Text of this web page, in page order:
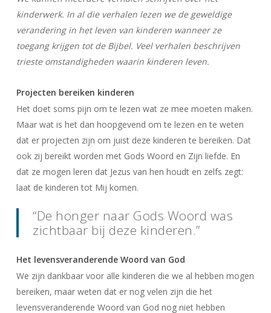
kinderwerk. In al die verhalen lezen we de geweldige
verandering in het leven van kinderen wanneer ze
toegang krijgen tot de Bijbel. Veel verhalen beschrijven
trieste omstandigheden waarin kinderen leven.
Projecten bereiken kinderen
Het doet soms pijn om te lezen wat ze mee moeten maken.
Maar wat is het dan hoopgevend om te lezen en te weten
dat er projecten zijn om juist deze kinderen te bereiken. Dat
ook zij bereikt worden met Gods Woord en Zijn liefde. En
dat ze mogen leren dat Jezus van hen houdt en zelfs zegt:
laat de kinderen tot Mij komen.
“De honger naar Gods Woord was
zichtbaar bij deze kinderen.”
Het levensveranderende Woord van God
We zijn dankbaar voor alle kinderen die we al hebben mogen
bereiken, maar weten dat er nog velen zijn die het
levensveranderende Woord van God nog niet hebben